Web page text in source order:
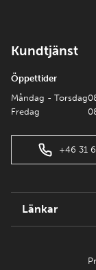
Kundtjänst
Öppettider
Måndag - Torsdag
Fredag
+46 31
Länkar